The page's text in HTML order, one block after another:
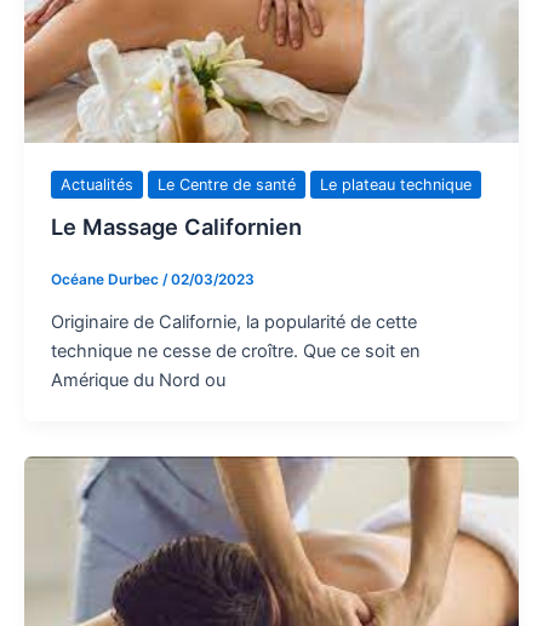
Actualités Le Centre de santé Le plateau technique
Le Massage Californien
Océane Durbec /02/03/2023
Originaire de Californie, la popularité de cette
technique ne cesse de croître. Que ce soit en
Amérique du Nord ou